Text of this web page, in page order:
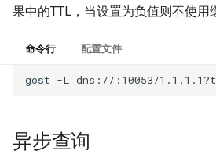
果中的TTL，当设置为负值则不使用
命令行 配置文件
gost -L dns://:10053/
异步查询